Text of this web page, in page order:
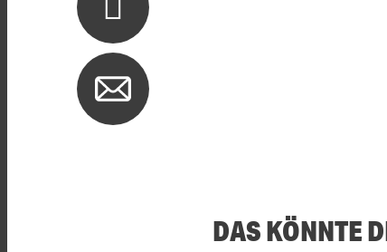
DAS KÖNNTE